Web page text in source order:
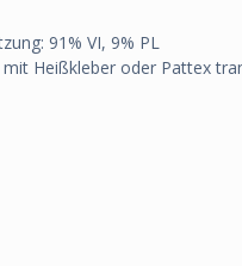
91% VI, 9% PL
Heißkleber oder Pattex